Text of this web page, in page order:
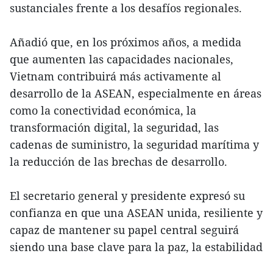
sustanciales frente a los desafíos regionales.
Añadió que, en los próximos años, a medida
que aumenten las capacidades nacionales,
Vietnam contribuirá más activamente al
desarrollo de la ASEAN, especialmente en áreas
como la conectividad económica, la
transformación digital, la seguridad, las
cadenas de suministro, la seguridad marítima y
la reducción de las brechas de desarrollo.
El secretario general y presidente expresó su
confianza en que una ASEAN unida, resiliente y
capaz de mantener su papel central seguirá
siendo una base clave para la paz, la estabilidad